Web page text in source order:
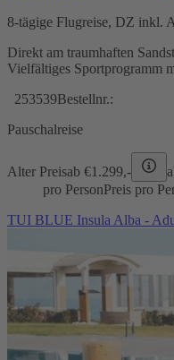
8-tägige Flugreise, DZ inkl.
Direkt am traumhaften
Vielfältiges Sportprogramm
253539Bestellnr.:
Pauschalreise
Alter Preisab €1.299,-
pro PersonPreis pro
TUI BLUE Insula Alba -